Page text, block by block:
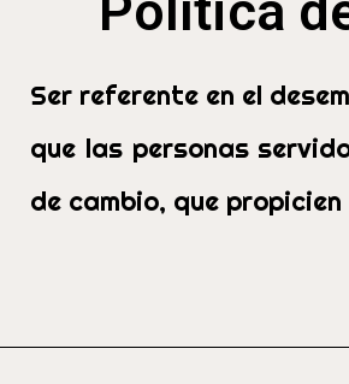
Ser referente en el
que las personas
de cambio, que